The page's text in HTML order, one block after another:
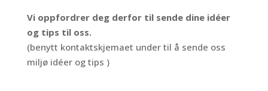
Vi oppfordrer deg derfor til sende dine idéer
og tips til oss.
(benytt kontaktskjemaet under til å sende oss
miljø idéer og tips )